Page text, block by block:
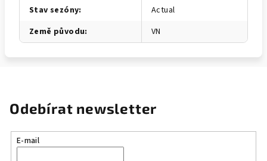
Stav sezóny:
Actual
Země původu: VN
Odebírat newsletter
E-mail